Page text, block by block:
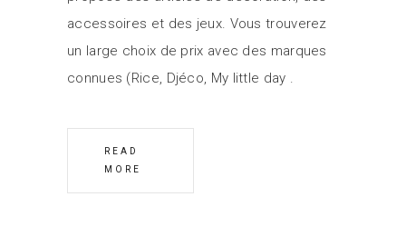
accessoires et des jeux. Vous trouverez
un large choix de prix avec des marques
connues (Rice, Djéco, My little day
READ
MORE